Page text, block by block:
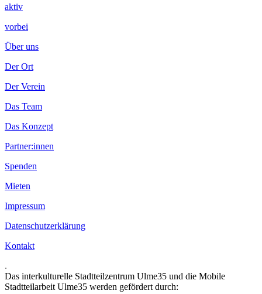
aktiv
vorbei
Über uns
Der Ort
Der Verein
Das Team
Das Konzept
Partner:innen
Spenden
Mieten
Impressum
Datenschutzerklärung
Kontakt
.
Das interkulturelle Stadtteilzentrum Ulme35 und die Mobile
Stadtteilarbeit Ulme35 werden gefördert durch: